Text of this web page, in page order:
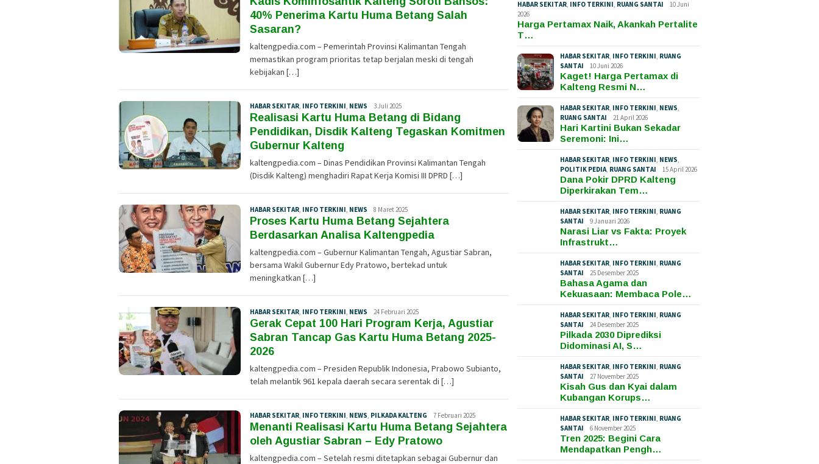
40% Penerima Kartu Huma Betang Salah
Sasaran?
kaltengpedia.com – Pemerintah Provinsi Kalimantan Tengah
memastikan program prioritas tetap berjalan meski di tengah
kebijakan […]
HABAR SEKITAR, INFO TERKINI, NEWS Tim
Redaksi
3 Juli 2025
Realisasi Kartu Huma Betang di Bidang
Pendidikan, Disdik Kalteng Tegaskan Komitmen
Gubernur Kalteng
kaltengpedia.com – Dinas Pendidikan Provinsi Kalimantan Tengah
(Disdik Kalteng) menghadiri Rapat Kerja Komisi III DPRD […]
HABAR SEKITAR, INFO TERKINI, NEWS Tim
Redaksi
8 Maret 2025
Proses Kartu Huma Betang Sejahtera
Berdasarkan Analisa Kaltengpedia
kaltengpedia.com – Gubernur Kalimantan Tengah, Agustiar Sabran,
bersama Wakil Gubernur Edy Pratowo, bertekad untuk
meningkatkan […]
HABAR SEKITAR, INFO TERKINI, NEWS Tim
Redaksi
24 Februari 2025
Gerak Cepat 100 Hari Program Kerja, Agustiar
Sabran Tancap Gas Kartu Huma Betang 2025-
2026
kaltengpedia.com – Presiden Republik Indonesia, Prabowo Subianto,
telah melantik 961 kepala daerah secara serentak di […]
HABAR SEKITAR, INFO TERKINI, NEWS, PILKADA KALTENG Tim
Redaksi
7 Februari 2025
Menanti Realisasi Kartu Huma Betang Sejahtera
oleh Agustiar Sabran – Edy Pratowo
kaltengpedia.com – Setelah resmi ditetapkan sebagai Gubernur dan
HABAR SEKITAR INFO TERKINI RUANG SANTAI
10 Juni
2026
Harga Pertamax Naik, Akankah Pertalite
T…
HABAR SEKITAR INFO TERKINI RUANG
SANTAI
10 Juni 2026
Kaget! Harga Pertamax di
Kalteng Resmi N…
HABAR SEKITAR INFO TERKINI NEWS
RUANG SANTAI
21 April 2026
Hari Kartini Bukan Sekadar
Seremoni: Ini…
HABAR SEKITAR INFO TERKINI NEWS
POLITIK PEDIA RUANG SANTAI 15 April 2026
Dana Pokir DPRD Kalteng
Diperkirakan Tem…
HABAR SEKITAR INFO TERKINI RUANG
SANTAI
9 Januari 2026
Narasi Liar vs Fakta: Proyek
Infrastrukt…
HABAR SEKITAR INFO TERKINI RUANG
SANTAI
25 Desember 2025
Bahasa Agama dan
Kekuasaan: Membaca Pole…
HABAR SEKITAR INFO TERKINI RUANG
SANTAI
24 Desember 2025
Pilkada 2030 Diprediksi
Didominasi AI, S…
HABAR SEKITAR INFO TERKINI RUANG
SANTAI
27 November 2025
Kisah Gus dan Kyai dalam
Kubangan Korups…
HABAR SEKITAR INFO TERKINI RUANG
SANTAI
6 November 2025
Tren 2025: Begini Cara
Mendapatkan Pengh…